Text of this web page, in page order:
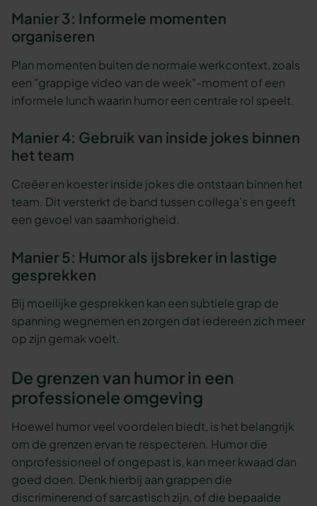
Manier 3: Informele momenten
organiseren
Plan momenten buiten de normale werkcontext, zoals
een "grappige video van de week"-moment of een
informele lunch waarin humor een centrale rol speelt.
Manier 4: Gebruik van inside jokes binnen
het team
Creëer en koester inside jokes die ontstaan binnen het
team. Dit versterkt de band tussen collega’s en geeft
een gevoel van saamhorigheid.
Manier 5: Humor als ijsbreker in lastige
gesprekken
Bij moeilijke gesprekken kan een subtiele grap de
spanning wegnemen en zorgen dat iedereen zich meer
op zijn gemak voelt.
De grenzen van humor in een
professionele omgeving
Hoewel humor veel voordelen biedt, is het belangrijk
om de grenzen ervan te respecteren. Humor die
onprofessioneel of ongepast is, kan meer kwaad dan
goed doen. Denk hierbij aan grappen die
discriminerend of sarcastisch zijn, of die bepaalde